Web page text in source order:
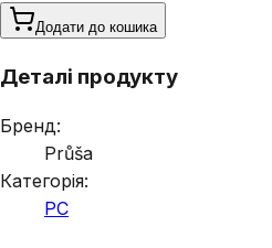
Додати до кошика
Деталі продукту
Бренд:
Průša
Категорія:
PC